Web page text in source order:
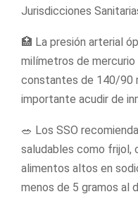
Jurisdicciones
🏥 La presión arterial
milímetros de mercurio
constantes de 140/90
importante acudir de
🥗 Los SSO
saludables como frijol,
alimentos altos en
menos de 5 gramos al